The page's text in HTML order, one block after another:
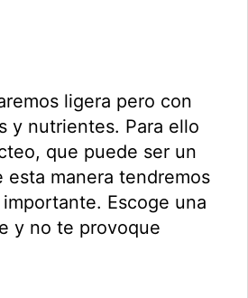
ligera pero con
y nutrientes. Para ello
que puede ser un
esta manera tendremos
Escoge una
y no te provoque